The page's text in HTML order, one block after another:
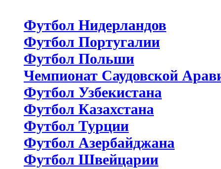
Футбол Нидерландов
Футбол Португалии
Футбол Польши
Чемпионат Саудовской
Футбол Узбекистана
Футбол Казахстана
Футбол Турции
Футбол Азербайджана
Футбол Швейцарии